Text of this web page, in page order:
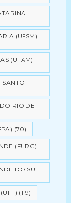
(UFSM)
(UFAM)
SANTO
RIO DE
(70)
(FURG)
DO SUL
(119)